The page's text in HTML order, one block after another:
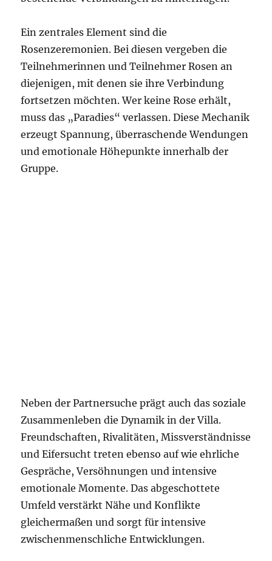
Ein zentrales Element sind die
Rosenzeremonien. Bei diesen vergeben die
Teilnehmerinnen und Teilnehmer Rosen an
diejenigen, mit denen sie ihre Verbindung
fortsetzen möchten. Wer keine Rose erhält,
muss das „Paradies“ verlassen. Diese Mechanik
erzeugt Spannung, überraschende Wendungen
und emotionale Höhepunkte innerhalb der
Gruppe.
Neben der Partnersuche prägt auch das soziale
Zusammenleben die Dynamik in der Villa.
Freundschaften, Rivalitäten, Missverständnisse
und Eifersucht treten ebenso auf wie ehrliche
Gespräche, Versöhnungen und intensive
emotionale Momente. Das abgeschottete
Umfeld verstärkt Nähe und Konflikte
gleichermaßen und sorgt für intensive
zwischenmenschliche Entwicklungen.